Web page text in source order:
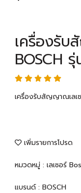
เครื่องรั
BOSCH
เครื่องรับสัญญาณเลเ
เพิ่มรายการโปรด
หมวดหมู่ : เลเซอร์
แบรนด์ : BOSCH